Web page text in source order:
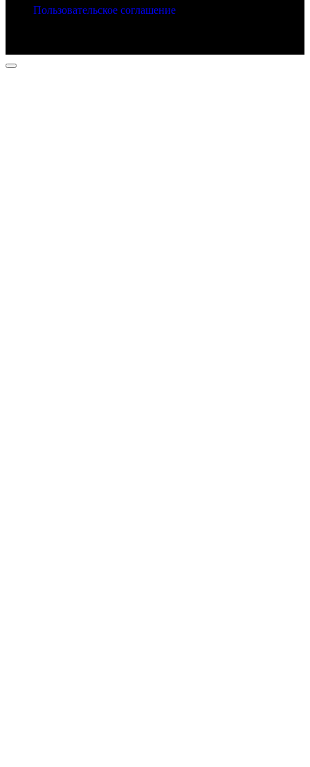
Пользовательское соглашение